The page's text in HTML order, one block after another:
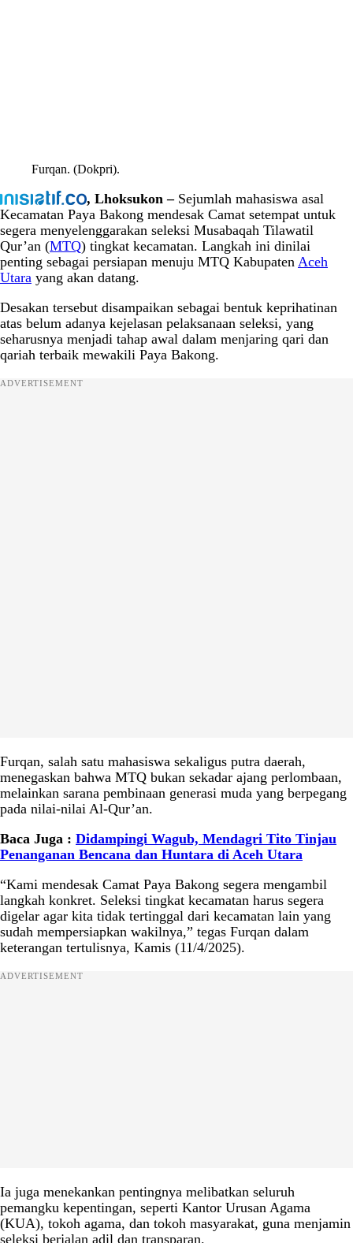
Furqan. (Dokpri).
, Lhoksukon –Sejumlah mahasiswa asal
Kecamatan Paya Bakong mendesak Camat setempat untuk
segera menyelenggarakan seleksi Musabaqah Tilawatil
Qur’an (MTQ) tingkat kecamatan. Langkah ini dinilai
penting sebagai persiapan menuju MTQ Kabupaten Aceh
Utara yang akan datang.
Desakan tersebut disampaikan sebagai bentuk keprihatinan
atas belum adanya kejelasan pelaksanaan seleksi, yang
seharusnya menjadi tahap awal dalam menjaring qari dan
qariah terbaik mewakili Paya Bakong.
ADVERTISEMENT
Furqan, salah satu mahasiswa sekaligus putra daerah,
menegaskan bahwa MTQ bukan sekadar ajang perlombaan,
melainkan sarana pembinaan generasi muda yang berpegang
pada nilai-nilai Al-Qur’an.
Baca Juga : Didampingi Wagub, Mendagri Tito Tinjau
Penanganan Bencana dan Huntara di Aceh Utara
“Kami mendesak Camat Paya Bakong segera mengambil
langkah konkret. Seleksi tingkat kecamatan harus segera
digelar agar kita tidak tertinggal dari kecamatan lain yang
sudah mempersiapkan wakilnya,” tegas Furqan dalam
keterangan tertulisnya, Kamis (11/4/2025).
ADVERTISEMENT
Ia juga menekankan pentingnya melibatkan seluruh
pemangku kepentingan, seperti Kantor Urusan Agama
(KUA), tokoh agama, dan tokoh masyarakat, guna menjamin
seleksi berjalan adil dan transparan.